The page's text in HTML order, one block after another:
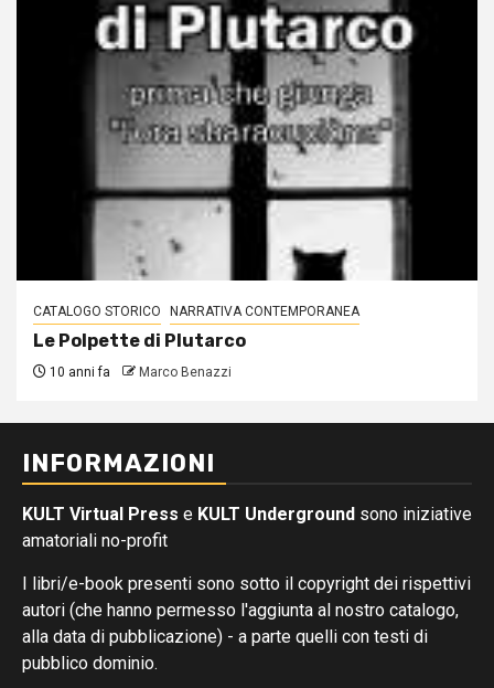
CATALOGO STORICO NARRATIVA CONTEMPORANEA
Le Polpette di Plutarco
10 anni fa Marco Benazzi
INFORMAZIONI
KULT Virtual Press e KULT Underground sono iniziative
amatoriali no-profit
I libri/e-book presenti sono sotto il copyright dei rispettivi
autori (che hanno permesso l'aggiunta al nostro catalogo,
alla data di pubblicazione) - a parte quelli con testi di
pubblico dominio.